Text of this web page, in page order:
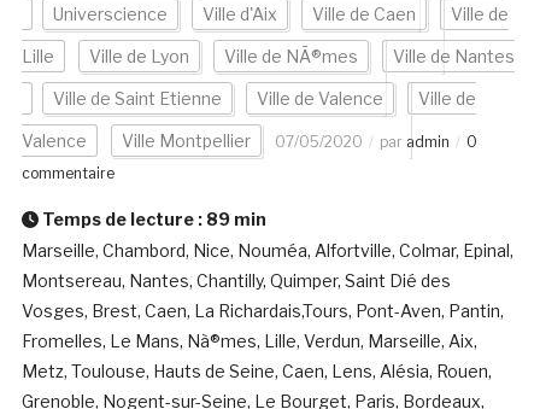
Universcience Ville d'Aix Ville de Caen Ville de
Lille Ville de Lyon Ville de NÃ®mes Ville de Nantes
Ville de Saint Etienne Ville de Valence Ville de
Valence Ville Montpellier 07/05/2020 par admin
0
commentaire
Temps de lecture : 89 min
Marseille, Chambord, Nice, Nouméa, Alfortville, Colmar, Epinal,
Montsereau, Nantes, Chantilly, Quimper, Saint Dié des
Vosges, Brest, Caen, La Richardais,Tours, Pont-Aven, Pantin,
Fromelles, Le Mans, Nà®mes, Lille, Verdun, Marseille, Aix,
Metz, Toulouse, Hauts de Seine, Caen, Lens, Alésia, Rouen,
Grenoble, Nogent-sur-Seine, Le Bourget, Paris, Bordeaux,